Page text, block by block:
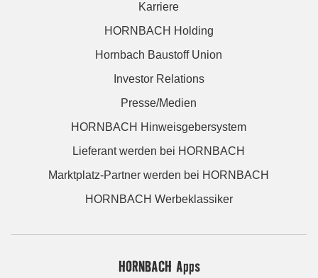
Karriere
HORNBACH Holding
Hornbach Baustoff Union
Investor Relations
Presse/Medien
HORNBACH Hinweisgebersystem
Lieferant werden bei HORNBACH
Marktplatz-Partner werden bei HORNBACH
HORNBACH Werbeklassiker
HORNBACH Apps